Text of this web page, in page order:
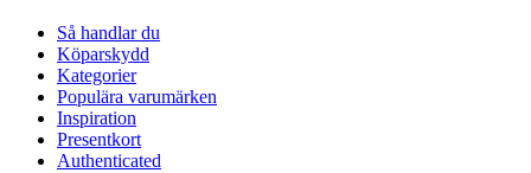
Så handlar du
Köparskydd
Kategorier
Populära varumärken
Inspiration
Presentkort
Authenticated